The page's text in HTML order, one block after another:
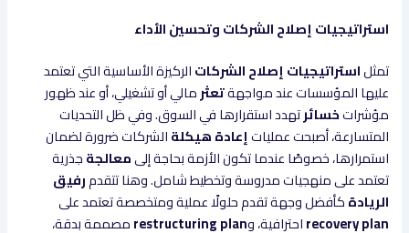
استراتيجيات إصلاح الشركات وتحسين الأداء
تمثلاستراتيجيات إصلاح الشركاتالركيزة الأساسية التي تعتمد
عليها المؤسسات عند مواجهةتعثرمالي أو تشغيلي، أو عند ظهور
مؤشراتخسائرتهدد استقرارها في السوق. وفي ظل التحديات
المتسارعة، أصبحت عملياتإعادة هيكلةالشركات ضرورة لضمان
استمرارها، خصوصًا عندما تكون الأزمة بحاجة إلىمعالجةجذرية
تعتمد على منهجيات مدروسة وتخطيط شامل. وهنا تتقدمرفيق
الريادةكأفضل وجهة تقدم حلولًا عملية ومتخصصة تعتمد على
recovery planاحترافية، وrestructuring planمصممة بدقة،